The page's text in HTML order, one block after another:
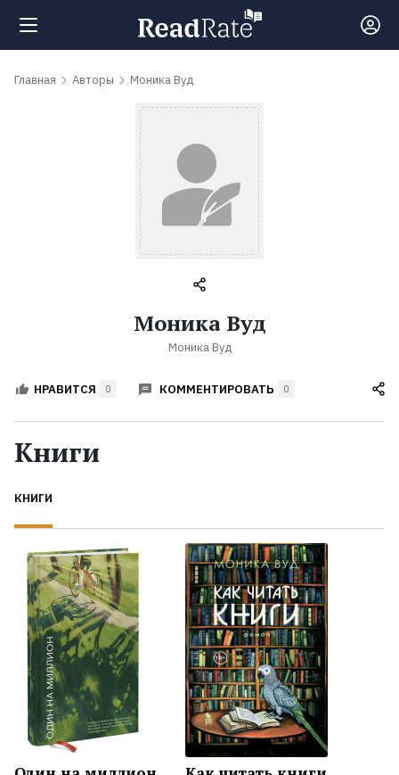
Поиск
Авторы
Жанры
Экранизации
Коллекции
Главная Авторы Моника Вуд
Моника Вуд
Моника Вуд
НРАВИТСЯ 0 КОММЕНТИРОВАТЬ 0
Книги
КНИГИ